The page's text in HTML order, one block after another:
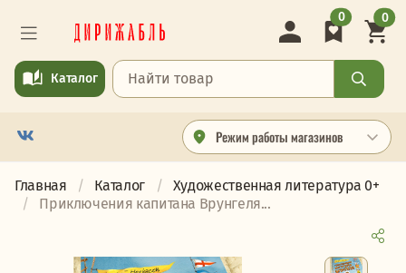
Режим работы магазинов
Каталог
0 0
Главная Каталог
Художественная литература 0+
Приключения капитана Врунгеля...